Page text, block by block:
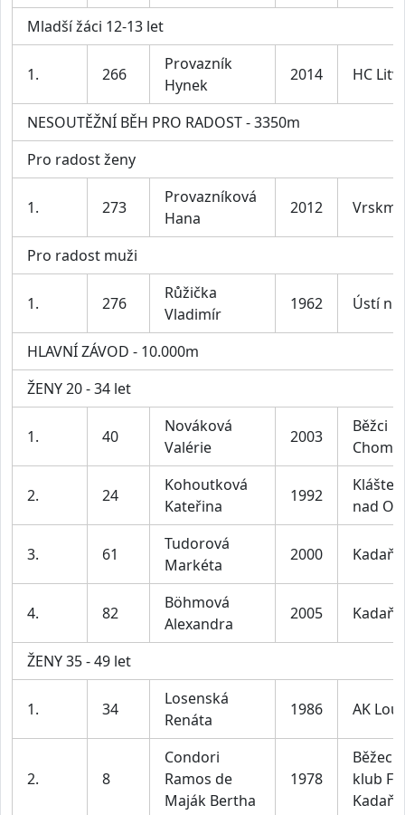
Mladší žáci 12-13 let
1. 266
Provazník
Hynek
2014 HC
NESOUTĚŽNÍ BĚH PRO RADOST - 3350m
Pro radost ženy
1. 273
Provazníková
Hana
2012
Pro radost muži
1. 276
Růžička
Vladimír
1962 Ústí n.L
HLAVNÍ ZÁVOD - 10.000m
ŽENY 20 - 34 let
1. 40
Nováková
Valérie
2003
Běžci
2. 24
Kohoutková
Kateřina
1992
nad
3. 61
Tudorová
Markéta
2000 Kadaň
4. 82
Böhmová
Alexandra
2005 Kadaň
ŽENY 35 - 49 let
1. 34
Losenská
Renáta
1986 AK
2. 8
Condori
Ramos de
Maják Bertha
1978
klub F -
Kadaň